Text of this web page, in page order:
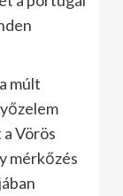
múlt
Vörös
mérkőzés